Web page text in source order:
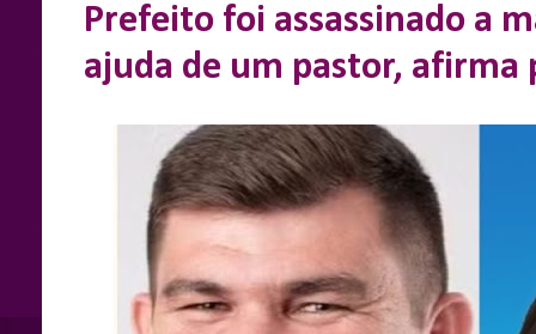
Prefeito foi assassinado a
ajuda de um pastor, afirma